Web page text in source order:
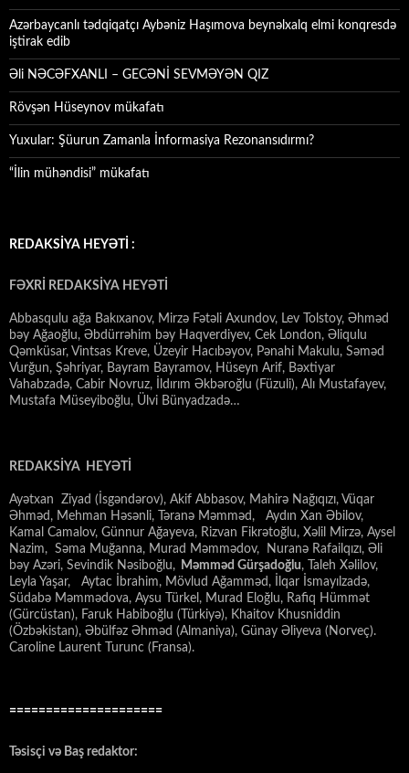
Azərbaycanlı tədqiqatçı Aybəniz Haşımova beynəlxalq elmi konqresdə
iştirak edib
Əli NƏCƏFXANLI – GECƏNİ SEVMƏYƏN QIZ
Rövşən Hüseynov mükafatı
Yuxular: Şüurun Zamanla İnformasiya Rezonansıdırmı?
“İlin mühəndisi” mükafatı
REDAKSİYA HEYƏTİ :
FƏXRİ REDAKSİYA HEYƏTİ
Abbasqulu ağa Bakıxanov, Mirzə Fətəli Axundov, Lev Tolstoy, Əhməd
bəy Ağaoğlu, Əbdürrəhim bəy Haqverdiyev, Cek London, Əliqulu
Qəmküsar, Vintsas Kreve, Üzeyir Hacıbəyov, Pənahi Makulu, Səməd
Vurğun, Şəhriyar, Bayram Bayramov, Hüseyn Arif, Bəxtiyar
Vahabzadə, Cabir Novruz, İldırım Əkbəroğlu (Füzuli), Alı Mustafayev,
Mustafa Müseyiboğlu, Ülvi Bünyadzadə…
REDAKSİYA HEYƏTİ
Ayətxan Ziyad (İsgəndərov), Akif Abbasov, Mahirə Nağıqızı, Vüqar
Əhməd, Mehman Həsənli, Təranə Məmməd, Aydın Xan Əbilov,
Kamal Camalov, Günnur Ağayeva, Rizvan Fikrətoğlu, Xəlil Mirzə, Aysel
Nazim, Səma Muğanna, Murad Məmmədov, Nuranə Rafailqızı, Əli
bəy Azəri, Sevindik Nəsiboğlu, Məmməd Gürşadoğlu, Taleh Xəlilov,
Leyla Yaşar, Aytac İbrahim, Mövlud Ağamməd, İlqar İsmayılzadə,
Südabə Məmmədova, Aysu Türkel, Murad Eloğlu, Rafiq Hümmət
(Gürcüstan), Faruk Habiboğlu (Türkiyə), Khaitov Khusniddin
(Özbəkistan), Əbülfəz Əhməd (Almaniya), Günay Əliyeva (Norveç).
Caroline Laurent Turunc (Fransa).
=====================
Təsisçi və Baş redaktor: